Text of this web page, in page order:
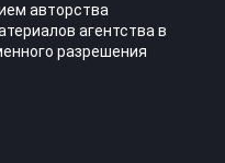
авторства
агентства в
разрешения